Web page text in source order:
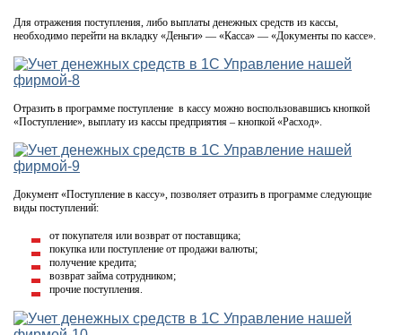
Для отражения поступления, либо выплаты денежных средств из кассы,
необходимо перейти на вкладку «Деньги» — «Касса» — «Документы по кассе».
Отразить в программе поступление в кассу можно воспользовавшись кнопкой
«Поступление», выплату из кассы предприятия – кнопкой «Расход».
Документ «Поступление в кассу», позволяет отразить в программе следующие
виды поступлений:
от покупателя или возврат от поставщика;
покупка или поступление от продажи валюты;
получение кредита;
возврат займа сотрудником;
прочие поступления.